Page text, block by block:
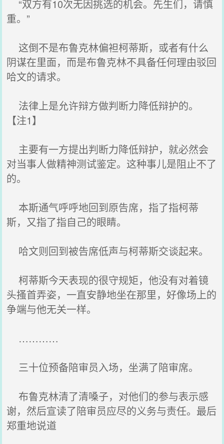
“双方有10次无因挑选的机会。先生们，请慎
重。”
这倒不是布鲁克林偏袒柯蒂斯，或者有什么
阴谋在里面，而是布鲁克林不具备任何理由驳回
哈文的请求。
法律上是允许辩方做判断力降低辩护的。
【注1】
主要有一方提出判断力降低辩护，就必然会
对当事人做精神测试鉴定。这种事儿是阻止不了
的。
本斯通气呼呼地回到原告席，指了指柯蒂
斯，又指了指自己的眼睛。
哈文则回到被告席低声与柯蒂斯交谈起来。
柯蒂斯今天表现的很守规矩，他没有对着镜
头搔首弄姿，一直安静地坐在那里，好像场上的
争端与他无关一样。
…………
三十位预备陪审员入场，坐满了陪审席。
布鲁克林清了清嗓子，对他们的参与表示感
谢，然后宣读了陪审员应尽的义务与责任。最后
郑重地说道